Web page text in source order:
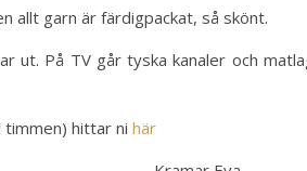
allt garn är färdigpackat, så skönt.
ut. På TV går tyska kanaler och
hittar ni här